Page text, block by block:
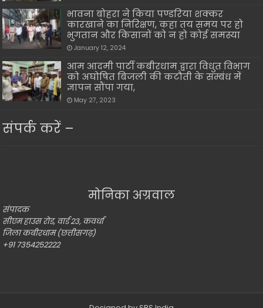
भावना बोहरा ने किया पण्डरिया शक्कर
कारखाने का निरिक्षण, कहा तय समय पर हो
भुगतान और किसानों को न हो कोई समस्या
January 12, 2024
आम आदमी पार्टी कबीरधाम द्वारा विधुत विभाग
को अघोषित बिजली की कटौती के सम्बंध में
ज्ञापन सौंपा गया,
May 27, 2023
संपर्क करें –
मोनिका अग्रवाल
संपादक
सीएम हाउस रोड, वार्ड 23, कवर्धा
जिला कबीरधाम (छत्तीसगढ़)
+91 7354252222